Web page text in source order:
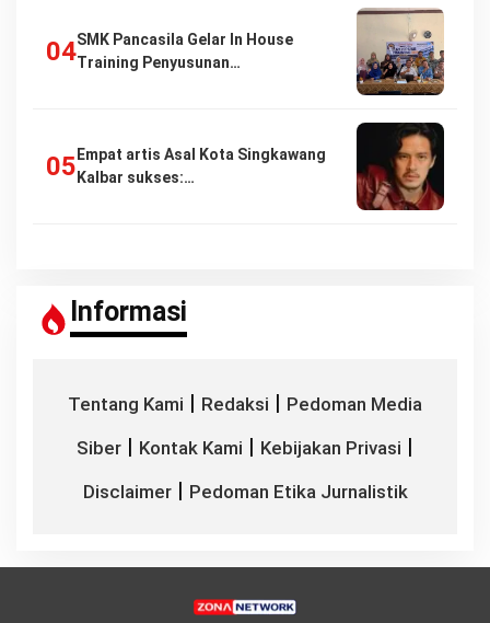
SMK Pancasila Gelar In House
Training Penyusunan…
Empat artis Asal Kota Singkawang
Kalbar sukses:…
Informasi
Tentang Kami | Redaksi | Pedoman Media
Siber | Kontak Kami | Kebijakan Privasi |
Disclaimer| Pedoman Etika Jurnalistik